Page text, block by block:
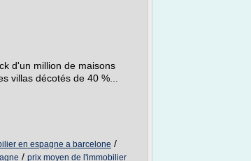
d'un million de maisons
villas décotés de 40 %...
en espagne a barcelone /
/ prix moyen de l'immobilier